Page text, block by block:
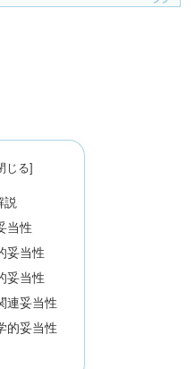
説
当性
妥当性
妥当性
連妥当性
的妥当性